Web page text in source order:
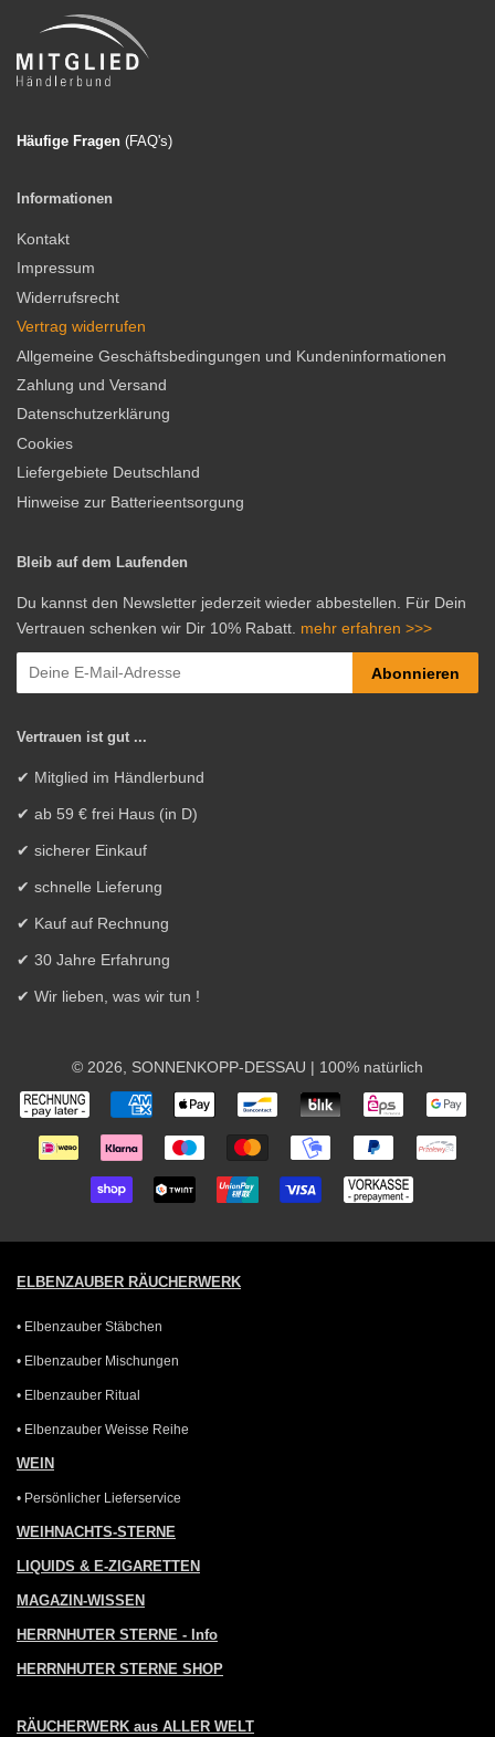
Häufige Fragen (FAQ's)
Informationen
Kontakt
Impressum
Widerrufsrecht
Vertrag widerrufen
Allgemeine Geschäftsbedingungen und Kundeninformationen
Zahlung und Versand
Datenschutzerklärung
Cookies
Liefergebiete Deutschland
Hinweise zur Batterieentsorgung
Bleib auf dem Laufenden
Du kannst den Newsletter jederzeit wieder abbestellen. Für Dein
Vertrauen schenken wir Dir 10% Rabatt. mehr erfahren >>>
Abonnieren
Vertrauen ist gut ...
✔ Mitglied im Händlerbund
✔ ab 59 € frei Haus (in D)
✔ sicherer Einkauf
✔ schnelle Lieferung
✔ Kauf auf Rechnung
✔ 30 Jahre Erfahrung
✔ Wir lieben, was wir tun !
© 2026, SONNENKOPP-DESSAU | 100% natürlich
Zahlungsarten
ELBENZAUBER RÄUCHERWERK
• Elbenzauber Stäbchen
• Elbenzauber Mischungen
• Elbenzauber Ritual
• Elbenzauber Weisse Reihe
WEIN
• Persönlicher Lieferservice
WEIHNACHTS-STERNE
LIQUIDS & E-ZIGARETTEN
MAGAZIN-WISSEN
HERRNHUTER STERNE - Info
HERRNHUTER STERNE SHOP
RÄUCHERWERK aus ALLER WELT